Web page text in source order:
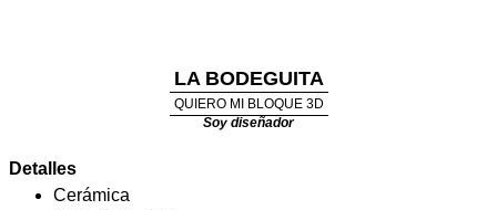
LA BODEGUITA
QUIERO MI BLOQUE 3D
Soy diseñador
Detalles
Cerámica